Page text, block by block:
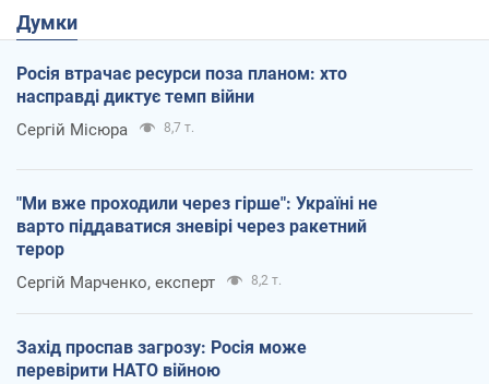
Думки
Росія втрачає ресурси поза планом: хто
насправді диктує темп війни
Сергій Місюра 8,7 т.
"Ми вже проходили через гірше": Україні не
варто піддаватися зневірі через ракетний
терор
Сергій Марченко, експерт 8,2 т.
Захід проспав загрозу: Росія може
перевірити НАТО війною